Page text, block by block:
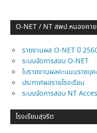
O-NET / NT สพป.หนองคา
รายงานผล O-NET ปี
ระบบจัดการสอบ O-NET
ใบรายงานผลคะแนนรายบุ
ประกาศผลรายโรงเรียน
ระบบจัดการสอบ NT
โรงเรียนสุจริต